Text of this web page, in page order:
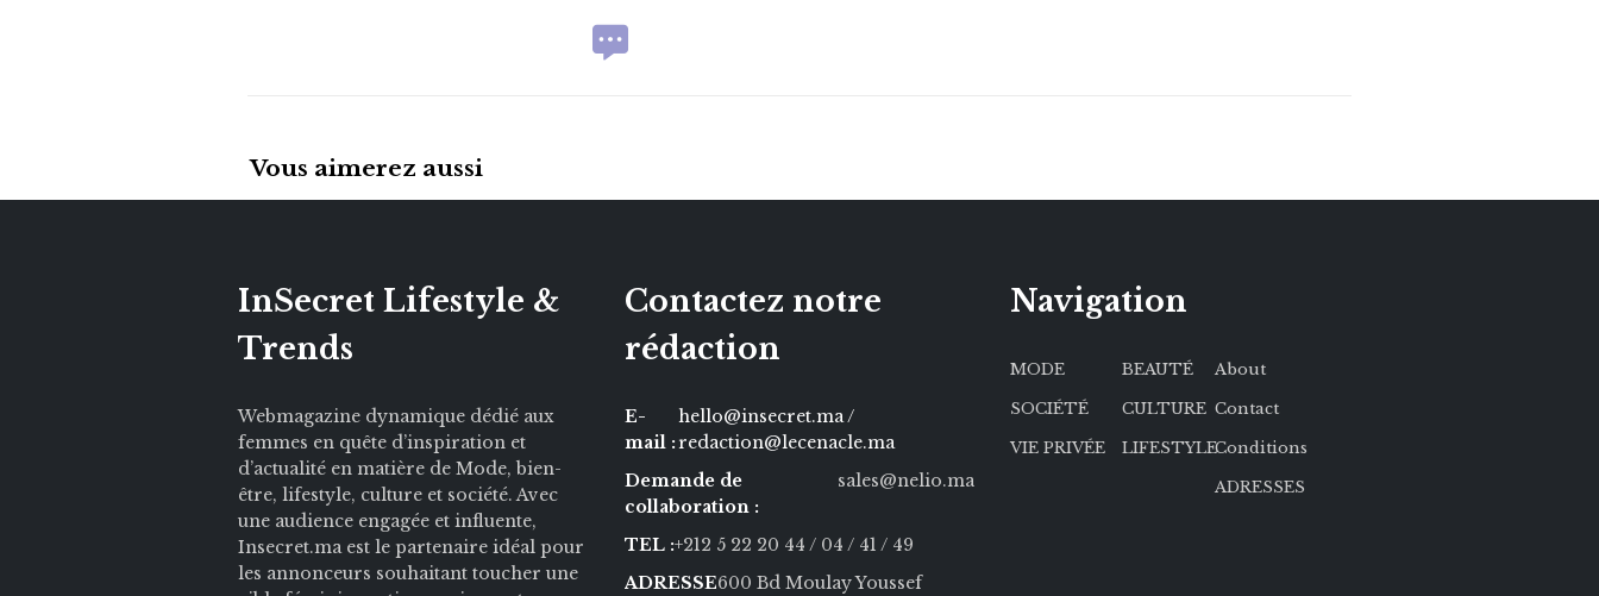
Vous aimerez aussi
InSecret Lifestyle &
Trends
Webmagazine dynamique dédié aux
femmes en quête d’inspiration et
d’actualité en matière de Mode, bien-
être, lifestyle, culture et société. Avec
une audience engagée et influente,
Insecret.ma est le partenaire idéal pour
les annonceurs souhaitant toucher une
Contactez notre
rédaction
E-
mail :
hello@insecret.ma /
redaction@lecenacle.ma
Demande de
collaboration :
sales@nelio.ma
TEL :+212 5 22 20 44 / 04 / 41 / 49
ADRESSE600 Bd Moulay Youssef
Navigation
MODE
BEAUTÉ
SOCIÉTÉ
CULTURE
VIE PRIVÉE
LIFESTYLE
About
Contact
Conditions
ADRESSES